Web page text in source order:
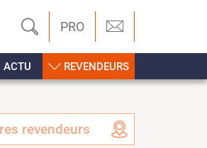
PRO
ACTU REVENDEURS
revendeurs